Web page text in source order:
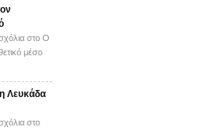
στο Ο
μέσο
Λευκάδα
στο